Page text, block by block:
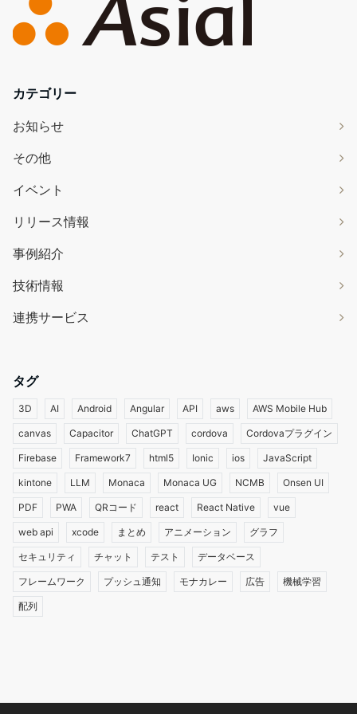
カテゴリー
お知らせ
その他
イベント
リリース情報
事例紹介
技術情報
連携サービス
タグ
3D AI Android Angular API aws AWS Mobile Hub
canvas Capacitor ChatGPT cordova Cordovaプラグイン
Firebase Framework7 html5 Ionic ios JavaScript
kintone LLM Monaca Monaca UG NCMB Onsen UI
PDF PWA QRコード react React Native vue
web api xcode まとめ アニメーション グラフ
セキュリティ チャット テスト データベース
フレームワーク プッシュ通知 モナカレー 広告 機械学習
配列